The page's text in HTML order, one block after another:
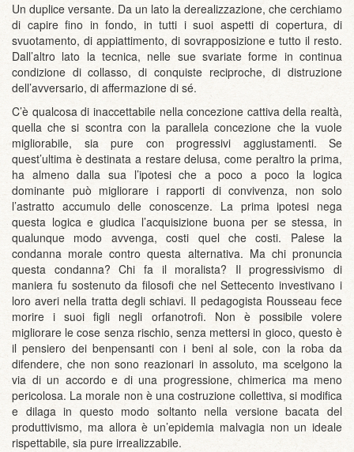
Un duplice versante. Da un lato la derealizzazione, che cerchiamo
di capire fino in fondo, in tutti i suoi aspetti di copertura, di
svuotamento, di appiattimento, di sovrapposizione e tutto il resto.
Dall’altro lato la tecnica, nelle sue svariate forme in continua
condizione di collasso, di conquiste reciproche, di distruzione
dell’avversario, di affermazione di sé.
C’è qualcosa di inaccettabile nella concezione cattiva della realtà,
quella che si scontra con la parallela concezione che la vuole
migliorabile, sia pure con progressivi aggiustamenti. Se
quest’ultima è destinata a restare delusa, come peraltro la prima,
ha almeno dalla sua l’ipotesi che a poco a poco la logica
dominante può migliorare i rapporti di convivenza, non solo
l’astratto accumulo delle conoscenze. La prima ipotesi nega
questa logica e giudica l’acquisizione buona per se stessa, in
qualunque modo avvenga, costi quel che costi. Palese la
condanna morale contro questa alternativa. Ma chi pronuncia
questa condanna? Chi fa il moralista? Il progressivismo di
maniera fu sostenuto da filosofi che nel Settecento investivano i
loro averi nella tratta degli schiavi. Il pedagogista Rousseau fece
morire i suoi figli negli orfanotrofi. Non è possibile volere
migliorare le cose senza rischio, senza mettersi in gioco, questo è
il pensiero dei benpensanti con i beni al sole, con la roba da
difendere, che non sono reazionari in assoluto, ma scelgono la
via di un accordo e di una progressione, chimerica ma meno
pericolosa. La morale non è una costruzione collettiva, si modifica
e dilaga in questo modo soltanto nella versione bacata del
produttivismo, ma allora è un’epidemia malvagia non un ideale
rispettabile, sia pure irrealizzabile.